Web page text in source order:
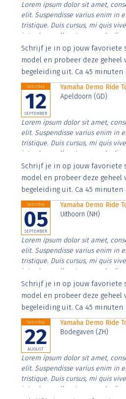
Lorem ipsum dolor sit amet,
elit. Suspendisse varius enim in
tristique. Duis cursus, mi quis
interdum nulla, ut commodo
Aenean faucibus nibh et justo
imperdiet. Nunc ut sem vitae
Schrijf je in op jouw favoriete
model en probeer deze
begeleiding uit. Ca 45 minuten
Saturday
12
SEPTEMBER
Yamaha Demo Ride
Apeldoorn (GD)
Lorem ipsum dolor sit amet,
elit. Suspendisse varius enim in
tristique. Duis cursus, mi quis
interdum nulla, ut commodo
Aenean faucibus nibh et justo
imperdiet. Nunc ut sem vitae
Schrijf je in op jouw favoriete
model en probeer deze
begeleiding uit. Ca 45 minuten
Saturday
05
SEPTEMBER
Yamaha Demo Ride
Uithoorn (NH)
Lorem ipsum dolor sit amet,
elit. Suspendisse varius enim in
tristique. Duis cursus, mi quis
interdum nulla, ut commodo
Aenean faucibus nibh et justo
imperdiet. Nunc ut sem vitae
Schrijf je in op jouw favoriete
model en probeer deze
begeleiding uit. Ca 45 minuten
Saturday
22
AUGUST
Yamaha Demo Ride
Bodegaven (ZH)
Lorem ipsum dolor sit amet,
elit. Suspendisse varius enim in
tristique. Duis cursus, mi quis
interdum nulla, ut commodo